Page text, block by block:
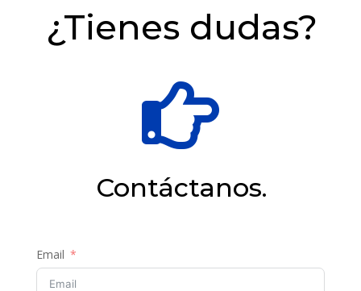
¿Tienes dudas?

Contáctanos.
Email